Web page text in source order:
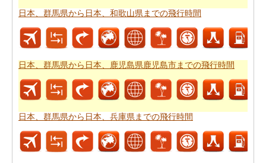
道路の旅の代わりに、長い旅のための飛行を好むだろ
う。この場合には、日本、群馬県から日本、鹿児島県鹿
児島市までの飛行距離を知ることが重要です。
あなたは未知の街にしようとしている場合、その場所内
のルートを知ることが不可欠です。このルートプランナ
ーは、あなたの旅のでの中間点と一緒にあなた日本、群
ンを与える。
あなたの旅のための全体計画を持った後、あなたはま
日本、群馬県から日本、和歌山県までの飛行時間
日本、群馬県から日本、鹿児島県鹿児島市までの飛行時間
日本、群馬県から日本、兵庫県までの飛行時間